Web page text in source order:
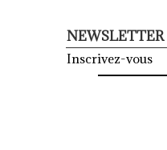
NEWSLETTER
Inscrivez-vous